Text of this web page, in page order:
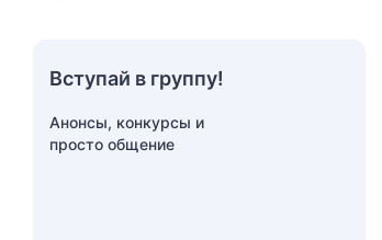
Вступай в группу!
Анонсы, конкурсы и
просто общение